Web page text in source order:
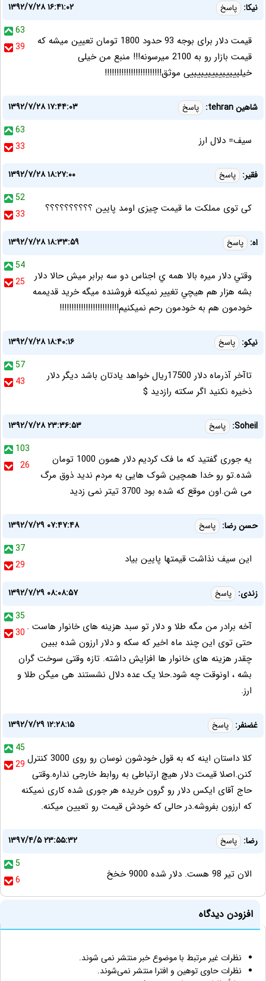
نیکا: پاسخ
۱۳۹۲/۷/۲۸ ۱۶:۴۱:۰۲
63
39
قیمت دلار برای بوجه 93 حدود 1800 تومان تعیین میشه که
قیمت بازار رو به 2100 میرسونه!!! منبع من خیلی
خیلییییییییییییییی موثق!!!!!!!!!!!!!!!!!!!!!!!!
شاهین tehran: پاسخ
۱۳۹۲/۷/۲۸ ۱۷:۴۴:۰۳
63
33
سیف= دلال ارز
فقیر: پاسخ
۱۳۹۲/۷/۲۸ ۱۸:۲۷:۰۰
52
33
کی توی مملکت ما قیمت چیزی اومد پایین ؟؟؟؟؟؟؟؟؟؟
اه: پاسخ
۱۳۹۲/۷/۲۸ ۱۸:۳۳:۵۹
54
25
وقتي دلار ميره بالا همه ي اجناس دو سه برابر ميش حالا دلار
بشه هزار هم هيچي تغيير نميكنه فروشنده ميگه خريد قديممه
خودمون هم به خودمون رحم نميكنيم!!!!!!!!!!!!!!!!!!!!!!!!!
نیکو: پاسخ
۱۳۹۲/۷/۲۸ ۱۸:۴۰:۱۶
57
43
تاآخر آذرماه دلار 17500ریال خواهد یادتان باشد دیگر دلار
ذخیره نکنید اگر سکته رازدید $
Soheil: پاسخ
۱۳۹۲/۷/۲۸ ۲۳:۳۶:۵۳
103
26
یه جوری گفتید که ما فک کردیم دلار همون 1000 تومان
شده.تو رو خدا همچین شوک هایی به مردم ندید ذوق مرگ
می شن.اون موقع که شده بود 3700 تیتر نمی زدید
حسن رضا: پاسخ
۱۳۹۲/۷/۲۹ ۰۷:۴۷:۴۸
37
29
این سیف نذاشت قیمتها پایین بیاد
زندی: پاسخ
۱۳۹۲/۷/۲۹ ۰۸:۰۸:۵۷
35
30 آخه برادر من مگه طلا و دلار تو سبد هزینه های خانوار هاست .
حتی توی این چند ماه اخیر که سکه و دلار ارزون شده ببین
چقدر هزینه های خانوار ها افزایش داشته. تازه وقتی سوخت گران
بشه ، اونوقت چه شود.حلا یک عده دلال نشستند هی میگن طلا و
ارز.
غضنفر: پاسخ
۱۳۹۲/۷/۲۹ ۱۲:۲۸:۱۵
45
29 کلا داستان اینه که به قول خودشون نوسان رو روی 3000 کنترل
کنن.اصلا قیمت دلار هیچ ارتباطی به روابط خارجی نداره.وقتی
حاج آقای ایکس دلار رو گرون خریده هر جوری شده کاری نمیکنه
که ارزون بفروشه.در حالی که خودش قیمت رو تعیین میکنه.
رضا: پاسخ
۱۳۹۷/۴/۵ ۲۳:۵۵:۳۲
5
6
الان تیر 98 هست. دلار شده 9000 خخخ
افزودن دیدگاه
نظرات غیر مرتبط با موضوع خبر منتشر نمی شوند.
نظرات حاوی توهین و افترا منتشر نمی‌شوند.